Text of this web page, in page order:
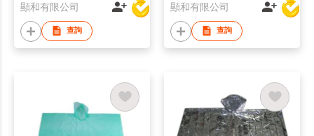
顯和有限公司
查詢
顯和有限公司
查詢